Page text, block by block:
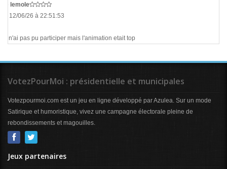
lemole
Le 12/06/26 à 22:51:53
Je n'ai pas pu participer mais l'animation etait top
VotezPourMoi : présidentielle et municipales
Votezpourmoi.com est un jeu en ligne développé par Azulea. Sur un mode
Satirique et humoristique, vivez une campagne électorale pleine de
rebondissements et magouilles.
Jeux partenaires